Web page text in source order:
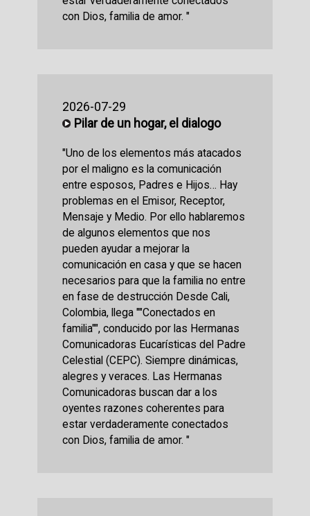
con Dios, familia de amor. "
2026-07-29
Pilar de un hogar, el dialogo
"Uno de los elementos más atacados
por el maligno es la comunicación
entre esposos, Padres e Hijos… Hay
problemas en el Emisor, Receptor,
Mensaje y Medio. Por ello hablaremos
de algunos elementos que nos
pueden ayudar a mejorar la
comunicación en casa y que se hacen
necesarios para que la familia no entre
en fase de destrucción Desde Cali,
Colombia, llega ""Conectados en
familia"", conducido por las Hermanas
Comunicadoras Eucarísticas del Padre
Celestial (CEPC). Siempre dinámicas,
alegres y veraces. Las Hermanas
Comunicadoras buscan dar a los
oyentes razones coherentes para
estar verdaderamente conectados
con Dios, familia de amor. "